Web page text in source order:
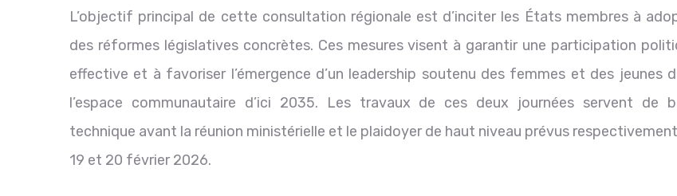
L’objectif principal de cette consultation régionale est d’inciter les États membres à
des réformes législatives concrètes. Ces mesures visent à garantir une participation
effective et à favoriser l’émergence d’un leadership soutenu des femmes et des jeunes
l’espace communautaire d’ici 2035. Les travaux de ces deux journées servent de
technique avant la réunion ministérielle et le plaidoyer de haut niveau prévus
19 et 20 février 2026.